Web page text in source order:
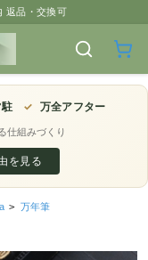
返品・交換可
✓ 万全アフター
仕組みづくり
を見る
> 万年筆